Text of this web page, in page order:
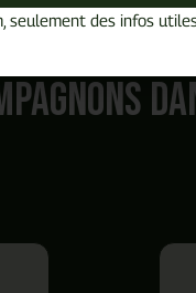
estvotre
seulement des infos